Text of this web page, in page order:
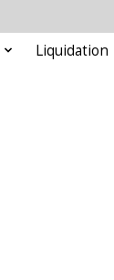
Liquidation